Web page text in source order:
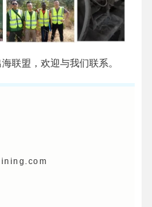
联盟，欢迎与我们联系。